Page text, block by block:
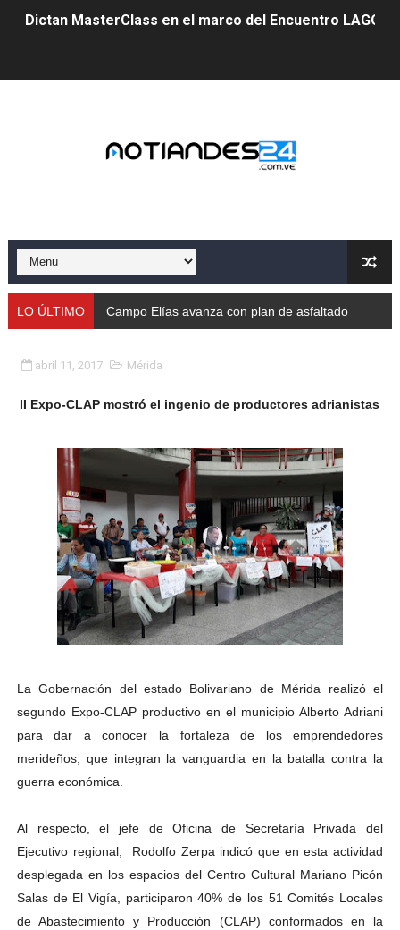
Dictan MasterClass en el marco del Encuentro LAGO
Gobernador Arnaldo Sánchez apadrina a más de 993
Mérida fortalece su reserva deportiva de cara a
Gobernación de Mérida instalará mesa de trabajo con
Niños merideños aprenden sobre gaita de tambora
Hospital universitario muestra sus avances en visita
Instituto Nacional de Nutrición celebra Semana
Gobernación de Mérida fortalece el desarrollo
Corposalud inició talleres para aspirantes al curso de
Fortaleciendo la economía comunal en El Vigía con
Campo Elías consolida plan de bacheo en el sector La
Fundecem inició con éxito el taller vacacional de
El Lactario del Iahula celebra la Semana Mundial de la
Iniciación al yoga reúne a diversos clubes deportivos
LO ÚLTIMO Campo Elías avanza con plan de asfaltado
abril 11, 2017 Mérida
II Expo-CLAP mostró el ingenio de productores adrianistas
La Gobernación del estado Bolivariano de Mérida realizó el
segundo Expo-CLAP productivo en el municipio Alberto Adriani
para dar a conocer la fortaleza de los emprendedores
merideños, que integran la vanguardia en la batalla contra la
guerra económica.
Al respecto, el jefe de Oficina de Secretaría Privada del
Ejecutivo regional, Rodolfo Zerpa indicó que en esta actividad
desplegada en los espacios del Centro Cultural Mariano Picón
Salas de El Vigía, participaron 40% de los 51 Comités Locales
de Abastecimiento y Producción (CLAP) conformados en la